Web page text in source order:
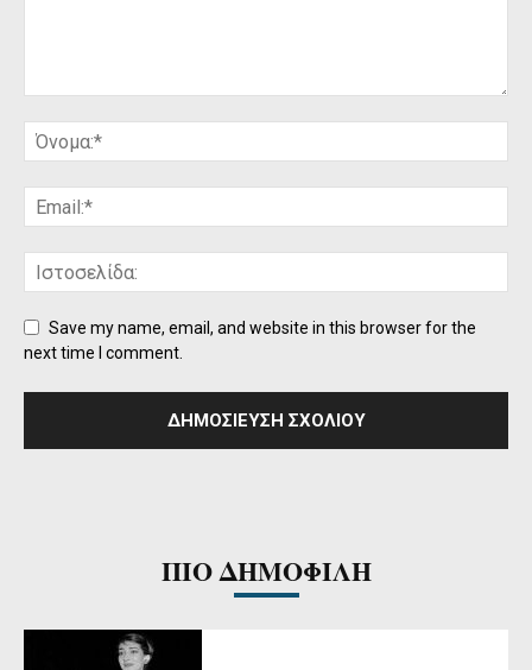
Save my name, email, and website in this browser for the
next time I comment.
ΠΙΟ ΔΗΜΟΦΙΛΗ